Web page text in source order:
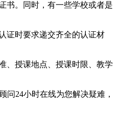
书。同时，有一些学校或者是
证时要求递交齐全的认证材
、授课地点、授课时限、教学
问24小时在线为您解决疑难，